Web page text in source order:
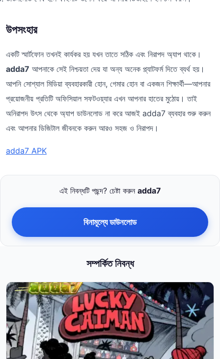
উপসংহার
একটি স্মার্টফোন তখনই কার্যকর হয় যখন তাতে সঠিক এবং নিরাপদ অ্যাপ থাকে।
adda7 আপনাকে সেই নিশ্চয়তা দেয় যা অন্য অনেক প্ল্যাটফর্ম দিতে ব্যর্থ হয়।
আপনি সোশ্যাল মিডিয়া ব্যবহারকারী হোন, গেমার হোন বা একজন শিক্ষার্থী—আপনার
প্রয়োজনীয় প্রতিটি অফিসিয়াল সফটওয়্যার এখন আপনার হাতের মুঠোয়। তাই
অনিরাপদ উৎস থেকে অ্যাপ ডাউনলোড না করে আজই adda7 ব্যবহার শুরু করুন
এবং আপনার ডিজিটাল জীবনকে করুন আরও সহজ ও নিরাপদ।
adda7 APK
এই নিবন্ধটি পছন্দ? চেষ্টা করুন adda7
বিনামূল্যে ডাউনলোড
সম্পর্কিত নিবন্ধ